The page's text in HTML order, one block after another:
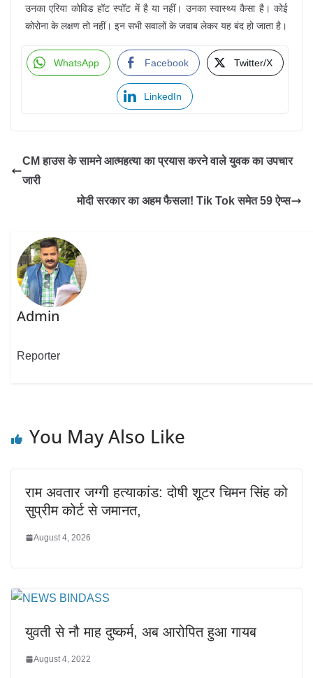
उनका एरिया कोविड हॉट स्पॉट में है या नहीं। उनका स्वास्थ्य कैसा है। कोई
कोरोना के लक्षण तो नहीं। इन सभी सवालों के जवाब लेकर यह बंद हो जाता है।
WhatsApp Facebook Twitter/X
LinkedIn
CM हाउस के सामने आत्महत्या का प्रयास करने वाले युवक का उपचार
जारी
मोदी सरकार का अहम फैसला! Tik Tok समेत 59 ऐप्स
Admin
Reporter
You May Also Like
राम अवतार जग्गी हत्याकांड: दोषी शूटर चिमन सिंह को
सुप्रीम कोर्ट से जमानत,
August 4, 2026
युवती से नौ माह दुष्कर्म, अब आरोपित हुआ गायब
August 4, 2022